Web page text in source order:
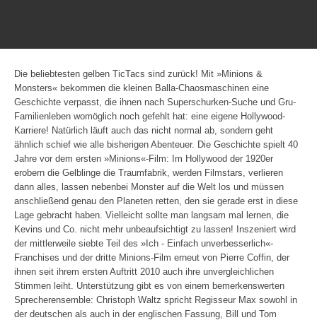
Die beliebtesten gelben TicTacs sind zurück! Mit »Minions &
Monsters« bekommen die kleinen Balla-Chaosmaschinen eine
Geschichte verpasst, die ihnen nach Superschurken-Suche und Gru-
Familienleben womöglich noch gefehlt hat: eine eigene Hollywood-
Karriere! Natürlich läuft auch das nicht normal ab, sondern geht
ähnlich schief wie alle bisherigen Abenteuer. Die Geschichte spielt 40
Jahre vor dem ersten »Minions«-Film: Im Hollywood der 1920er
erobern die Gelblinge die Traumfabrik, werden Filmstars, verlieren
dann alles, lassen nebenbei Monster auf die Welt los und müssen
anschließend genau den Planeten retten, den sie gerade erst in diese
Lage gebracht haben. Vielleicht sollte man langsam mal lernen, die
Kevins und Co. nicht mehr unbeaufsichtigt zu lassen! Inszeniert wird
der mittlerweile siebte Teil des »Ich - Einfach unverbesserlich«-
Franchises und der dritte Minions-Film erneut von Pierre Coffin, der
ihnen seit ihrem ersten Auftritt 2010 auch ihre unvergleichlichen
Stimmen leiht. Unterstützung gibt es von einem bemerkenswerten
Sprecherensemble: Christoph Waltz spricht Regisseur Max sowohl in
der deutschen als auch in der englischen Fassung, Bill und Tom